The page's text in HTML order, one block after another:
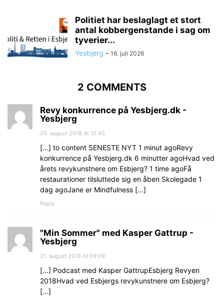
Politiet har beslaglagt et stort
antal kobbergenstande i sag om
tyverier...
Yesbjerg - 16. juli 2026
2 COMMENTS
Revy konkurrence på Yesbjerg.dk -
Yesbjerg
20. august 2018 At 12:43
[…] to content SENESTE NYT 1 minut agoRevy
konkurrence på Yesbjerg.dk 6 minutter agoHvad ved
årets revykunstnere om Esbjerg? 1 time agoFå
restaurationer tilsluttede sig en åben Skolegade 1
dag agoJane er Mindfulness […]
Reply
"Min Sommer" med Kasper Gattrup -
Yesbjerg
31. august 2018 At 09:09
[…] Podcast med Kasper GattrupEsbjerg Revyen
2018Hvad ved Esbjergs revykunstnere om Esbjerg?
[…]